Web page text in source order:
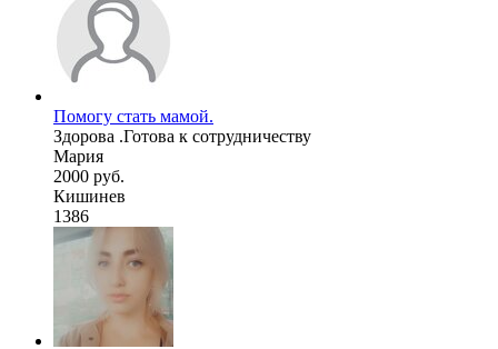
Помогу стать мамой.
Здорова .Готова к сотрудничеству
Мария
2000 руб.
Кишинев
1386